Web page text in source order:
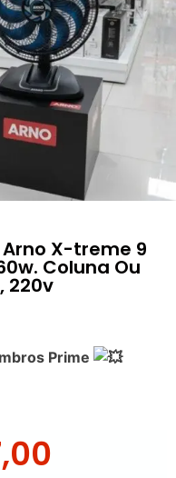
X-treme 9
Coluna Ou
220v
Prime